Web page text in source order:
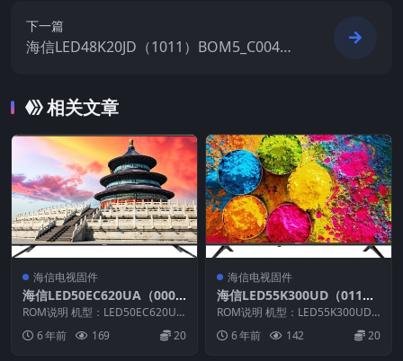
下一篇
海信LED48K20JD（1011）BOM5_C004官
相关文章
海信电视固件
海信LED50EC620UA（000
0）BOM1_C003_20150820
官方原厂USB刷机电视固件包
ROM说明 机型：LED50EC620UA
固件版本：（0000） BOM：1 ...
6 年前 169 20
海信电视固件
海信LED55K300UD（011
b）BOM9_C007_20161118
官方原厂USB刷机电视固件包
ROM说明 机型：LED55K300UD
固件版本：（011b） BOM：9
海...6 年前 142 20